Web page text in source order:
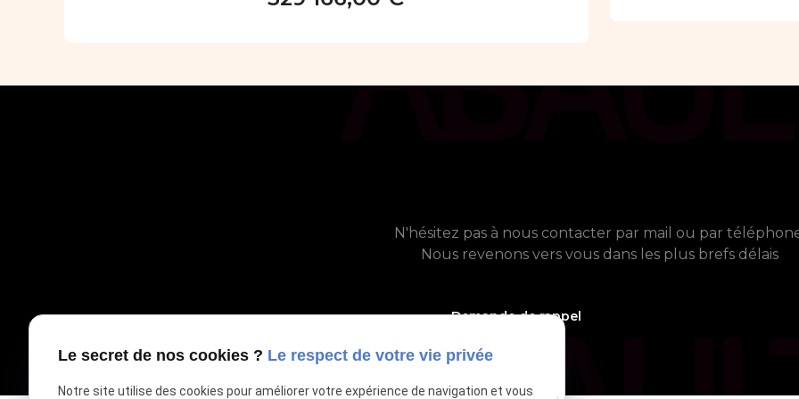
N'hésitez pas à nous contacter par mail ou par
Nous revenons vers vous dans les plus brefs délais
Demande de rappel
Le secret de nos cookies ? Le respect de votre vie privée
Notre site utilise des cookies pour améliorer votre expérience de navigation et vous